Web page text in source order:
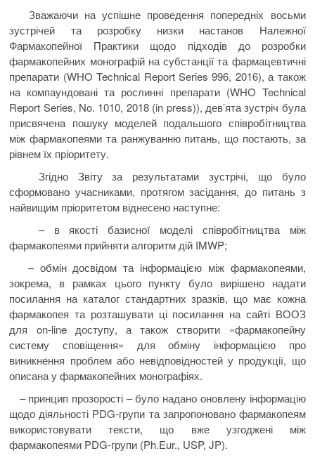
Зважаючи на успішне проведення попередніх восьми
зустрічей та розробку низки настанов Належної
Фармакопейної Практики щодо підходів до розробки
фармакопейних монографій на субстанції та фармацевтичні
препарати (WHO Technical Report Series 996, 2016), а також
на компаундовані та рослинні препарати (WHO Technical
Report Series, No. 1010, 2018 (in press)), дев’ята зустріч була
присвячена пошуку моделей подальшого співробітництва
між фармакопеями та ранжуванню питань, що постають, за
рівнем їх пріоритету.
Згідно Звіту за результатами зустрічі, що було
сформовано учасниками, протягом засідання, до питань з
найвищим пріоритетом віднесено наступне:
– в якості базисної моделі співробітництва між
фармакопеями прийняти алгоритм дій IMWP;
– обмін досвідом та інформацією між фармакопеями,
зокрема, в рамках цього пункту було вирішено надати
посилання на каталог стандартних зразків, що має кожна
фармакопея та розташувати ці посилання на сайті ВООЗ
для on-line доступу, а також створити «фармакопейну
систему сповіщення» для обміну інформацією про
виникнення проблем або невідповідностей у продукції, що
описана у фармакопейних монографіях.
– принцип прозорості – було надано оновлену інформацію
щодо діяльності PDG-групи та запропоновано фармакопеям
використовувати тексти, що вже узгоджені між
фармакопеями PDG-групи (Ph.Eur., USP, JP).